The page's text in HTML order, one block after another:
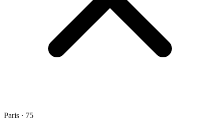
Paris · 75